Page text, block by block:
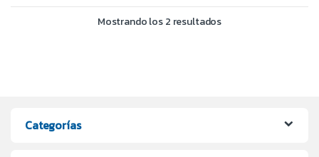
Mostrando los 2 resultados
Categorías